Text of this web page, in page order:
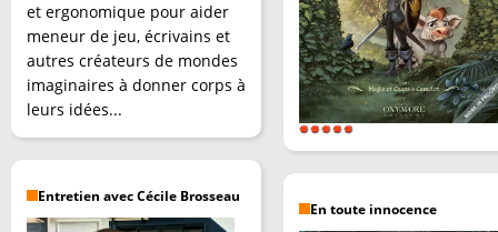
et ergonomique pour aider
meneur de jeu, écrivains et
autres créateurs de mondes
imaginaires à donner corps à
leurs idées...
Entretien avec Cécile Brosseau
En toute innocence